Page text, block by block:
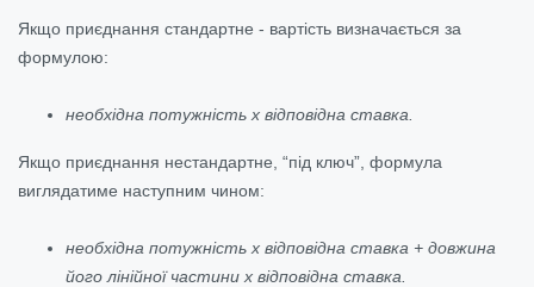
Якщо приєднання стандартне - вартість визначається за
формулою:
необхідна потужність х відповідна ставка.
Якщо приєднання нестандартне, “під ключ”, формула
виглядатиме наступним чином:
необхідна потужність х відповідна ставка + довжина
його лінійної частини х відповідна ставка.